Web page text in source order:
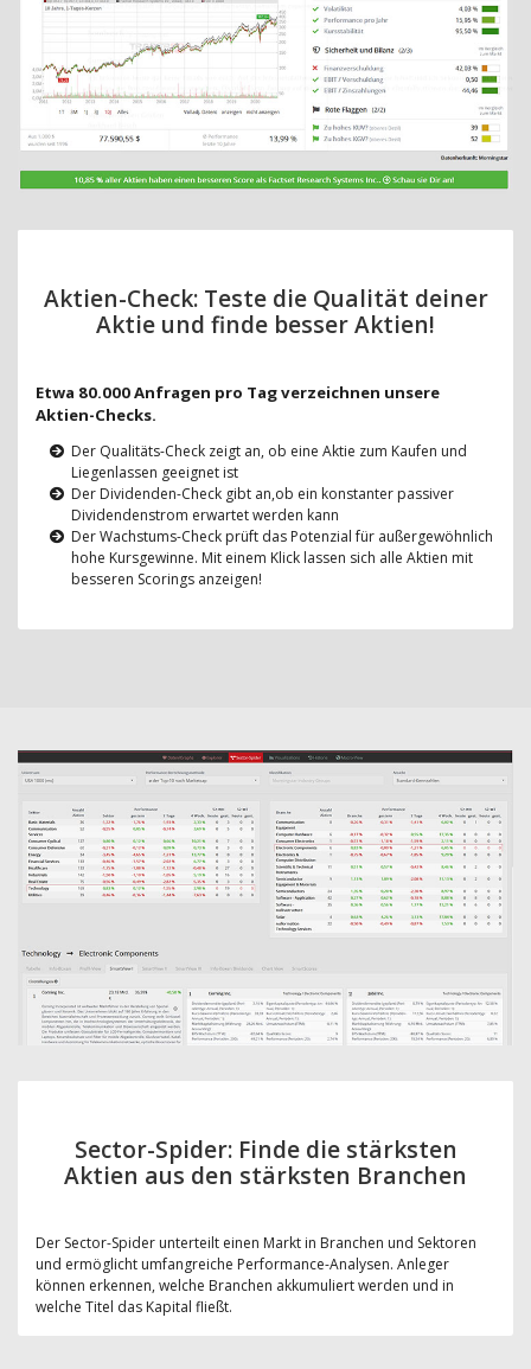
Aktien-Check: Teste die Qualität deiner
Aktie und finde besser Aktien!
Etwa 80.000 Anfragen pro Tag verzeichnen unsere
Aktien-Checks.
Der Qualitäts-Check zeigt an, ob eine Aktie zum Kaufen und
Liegenlassen geeignet ist
Der Dividenden-Check gibt an,ob ein konstanter passiver
Dividendenstrom erwartet werden kann
Der Wachstums-Check prüft das Potenzial für außergewöhnlich
hohe Kursgewinne. Mit einem Klick lassen sich alle Aktien mit
besseren Scorings anzeigen!
Sector-Spider: Finde die stärksten
Aktien aus den stärksten Branchen
Der Sector-Spider unterteilt einen Markt in Branchen und Sektoren
und ermöglicht umfangreiche Performance-Analysen. Anleger
können erkennen, welche Branchen akkumuliert werden und in
welche Titel das Kapital fließt.